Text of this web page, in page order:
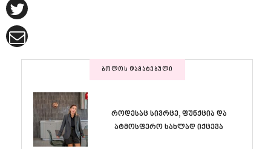
ᲑᲝᲚᲝᲡ ᲓᲐᲛᲐᲢᲔᲑᲣᲚᲘ
როდესაც სივრცე, ფუნქცია და
ატმოსფერო სახლად იქცევა